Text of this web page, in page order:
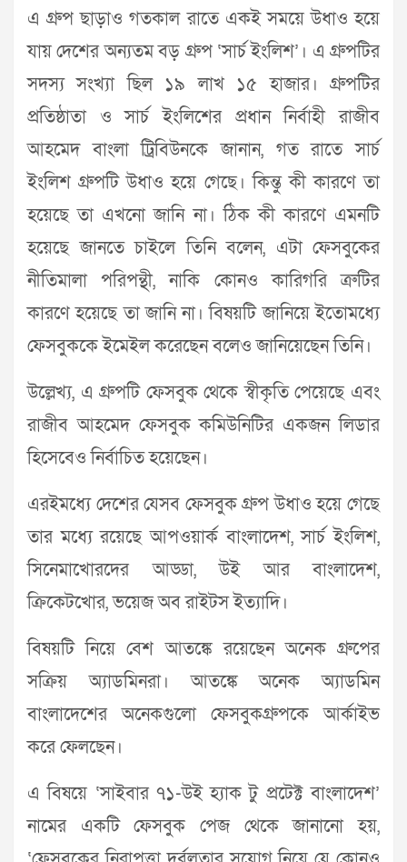
এ গ্রুপ ছাড়াও গতকাল রাতে একই সময়ে উধাও হয়ে
যায় দেশের অন্যতম বড় গ্রুপ ‘সার্চ ইংলিশ’। এ গ্রুপটির
সদস্য সংখ্যা ছিল ১৯ লাখ ১৫ হাজার। গ্রুপটির
প্রতিষ্ঠাতা ও সার্চ ইংলিশের প্রধান নির্বাহী রাজীব
আহমেদ বাংলা ট্রিবিউনকে জানান, গত রাতে সার্চ
ইংলিশ গ্রুপটি উধাও হয়ে গেছে। কিন্তু কী কারণে তা
হয়েছে তা এখনো জানি না। ঠিক কী কারণে এমনটি
হয়েছে জানতে চাইলে তিনি বলেন, এটা ফেসবুকের
নীতিমালা পরিপন্থী, নাকি কোনও কারিগরি ত্রুটির
কারণে হয়েছে তা জানি না। বিষয়টি জানিয়ে ইতোমধ্যে
ফেসবুককে ইমেইল করেছেন বলেও জানিয়েছেন তিনি।
উল্লেখ্য, এ গ্রুপটি ফেসবুক থেকে স্বীকৃতি পেয়েছে এবং
রাজীব আহমেদ ফেসবুক কমিউনিটির একজন লিডার
হিসেবেও নির্বাচিত হয়েছেন।
এরইমধ্যে দেশের যেসব ফেসবুক গ্রুপ উধাও হয়ে গেছে
তার মধ্যে রয়েছে আপওয়ার্ক বাংলাদেশ, সার্চ ইংলিশ,
সিনেমাখোরদের আড্ডা, উই আর বাংলাদেশ,
ক্রিকেটখোর, ভয়েজ অব রাইটস ইত্যাদি।
বিষয়টি নিয়ে বেশ আতঙ্কে রয়েছেন অনেক গ্রুপের
সক্রিয় অ্যাডমিনরা। আতঙ্কে অনেক অ্যাডমিন
বাংলাদেশের অনেকগুলো ফেসবুকগ্রুপকে আর্কাইভ
করে ফেলছেন।
এ বিষয়ে ‘সাইবার ৭১-উই হ্যাক টু প্রটেক্ট বাংলাদেশ’
নামের একটি ফেসবুক পেজ থেকে জানানো হয়,